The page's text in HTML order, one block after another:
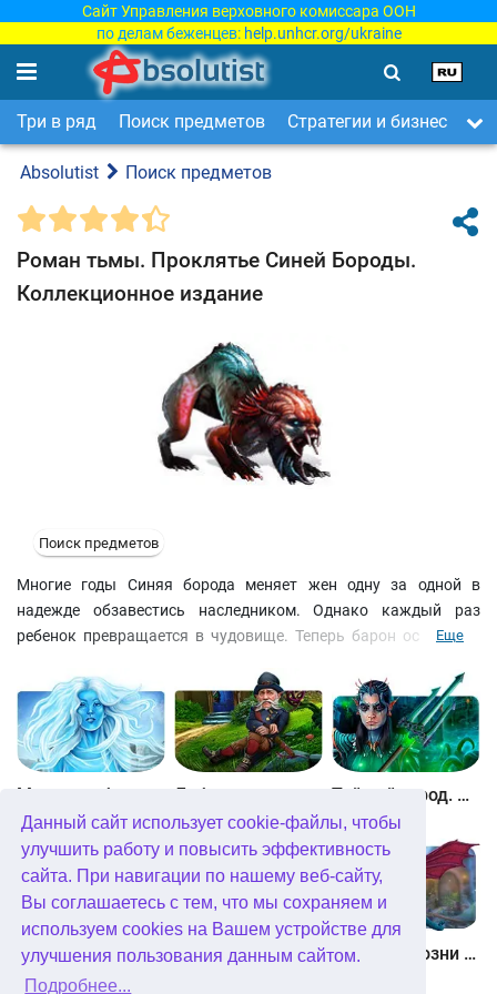
Данный сайт использует cookie-файлы, чтобы
улучшить работу и повысить эффективность
сайта. При навигации по нашему веб-сайту,
Вы соглашаетесь с тем, что мы сохраняем и
используем cookies на Вашем устройстве для
улучшения пользования данным сайтом.
Подробнее...
Сайт Управления верховного комиссара ООН
по делам беженцев: help.unhcr.org/ukraine
Три в ряд Поиск предметов Стратегии и бизнес
Absolutist Поиск предметов
Роман тьмы. Проклятье Синей Бороды.
Коллекционное издание
Поиск предметов
Многие годы Синяя борода меняет жен одну за одной в
надежде обзавестись наследником. Однако каждый раз
ребенок превращается в чудовище. Теперь барон остановил
наличие у девушки жениха его не остановит. Помогите двум
влюбленным избежать проклятия, играя поочередно за
Рейчел и Ричарда. Играйте в поиск предметов или три в ряд на
выбор и собирайте скрытые объекты, чтобы заработать
достижения.
Еще
Тайный город. Подводное королевство. Коллекционное издание
Небесные земли. Пробуждение гигантов. Коллекционное издание Загадки Нью-Йорка. Пробуждение. Коллекционное издание Химеры. Козни зла. Коллекционное издание